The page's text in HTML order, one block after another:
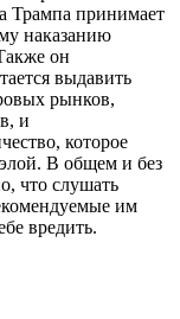
Трампа принимает
наказанию
он
выдавить
рынков,
и
которое
В общем и без
что слушать
им
вредить.